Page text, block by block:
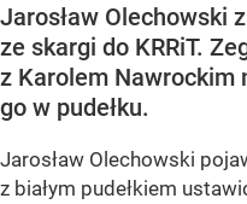
Jarosław Olechowski
ze skargi do KRRiT.
z Karolem Nawrockim
go w pudełku.
Jarosław Olechowski
z białym pudełkiem